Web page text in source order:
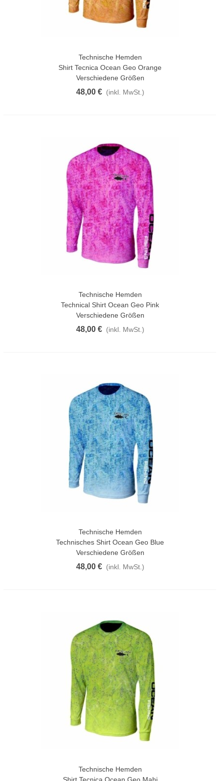
Technische Hemden
Shirt Tecnica Ocean Geo Orange
Verschiedene Größen
48,00 € (inkl. MwSt.)
Technische Hemden
Technical Shirt Ocean Geo Pink
Verschiedene Größen
48,00 € (inkl. MwSt.)
Technische Hemden
Technisches Shirt Ocean Geo Blue
Verschiedene Größen
48,00 € (inkl. MwSt.)
Technische Hemden